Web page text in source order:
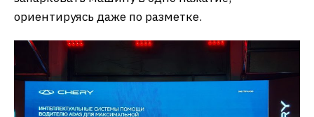
ориентируясь даже по разметке.